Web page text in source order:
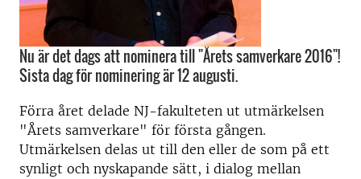
Nu är det dags att nominera till "Årets samverkare 2016"!
Sista dag för nominering är 12 augusti.
Förra året delade NJ-fakulteten ut utmärkelsen
"Årets samverkare" för första gången.
Utmärkelsen delas ut till den eller de som på ett
synligt och nyskapande sätt, i dialog mellan